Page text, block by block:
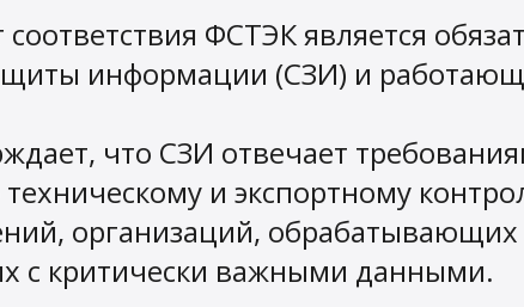
соответствия ФСТЭК является
информации (СЗИ) и
что СЗИ отвечает
и экспортному
организаций,
с критически важными данными.